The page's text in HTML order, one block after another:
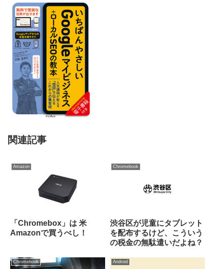
関連記事
Amazon
「Chromebox」は 米
Amazonで買うべし！
Chromebook
渋谷区が児童にタブレット
を配布するけど、こういう
の税金の無駄遣いだよね？
Chromebook Android